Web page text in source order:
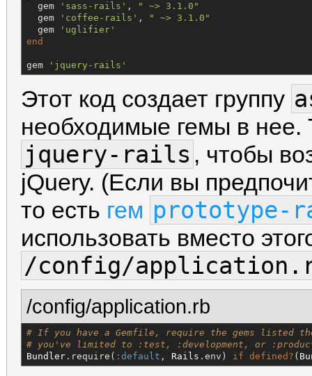
  gem
' sass-rails ' , " ~> 3.1.0 "
  gem
' coffee-rails ' , " ~> 3.1.0 "
  gem
' uglifier '
end
gem ' jquery-rails '
Этот код создает группу
необходимые гемы в нее.
jquery-rails , чтобы
jQuery. (Если вы
то есть гем prototype-
использовать вместо
/config/
/config/application.rb
# If you have a Gemfile, require the gems listed
# you've limited to :test, :development, or
Bundler .require( :default , Rails .env) if defined? (